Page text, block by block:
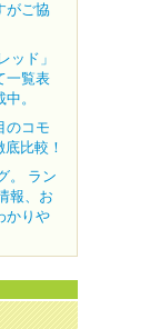
がご協
ッド」
一覧表
。
のコモ
比較！
。 ラン
報、お
かりや